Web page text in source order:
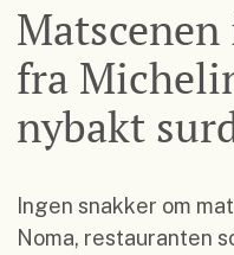
fra
nybakt
Ingen snakker om
Noma, restauranten